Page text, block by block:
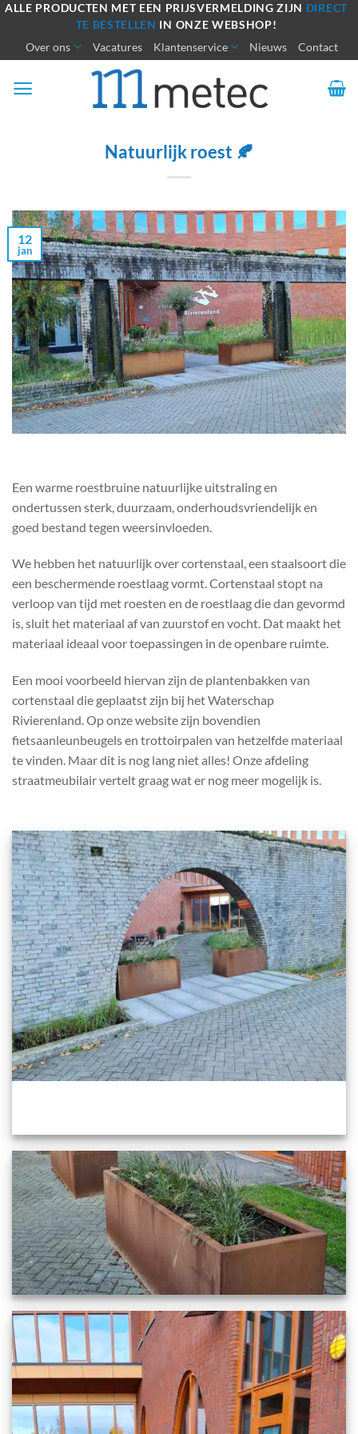
Ga
inhoud
ALLE PRODUCTEN MET EEN PRIJSVERMELDING ZIJN DIRECT
TE BESTELLEN IN ONZE WEBSHOP!
Over ons Vacatures Klantenservice Nieuws Contact
Natuurlijk roest 🍂
12
jan
Een warme roestbruine natuurlijke uitstraling en
ondertussen sterk, duurzaam, onderhoudsvriendelijk en
goed bestand tegen weersinvloeden.
We hebben het natuurlijk over cortenstaal, een staalsoort die
een beschermende roestlaag vormt. Cortenstaal stopt na
verloop van tijd met roesten en de roestlaag die dan gevormd
is, sluit het materiaal af van zuurstof en vocht. Dat maakt het
materiaal ideaal voor toepassingen in de openbare ruimte.
Een mooi voorbeeld hiervan zijn de plantenbakken van
cortenstaal die geplaatst zijn bij het Waterschap
Rivierenland. Op onze website zijn bovendien
fietsaanleunbeugels en trottoirpalen van hetzelfde materiaal
te vinden. Maar dit is nog lang niet alles! Onze afdeling
straatmeubilair vertelt graag wat er nog meer mogelijk is.